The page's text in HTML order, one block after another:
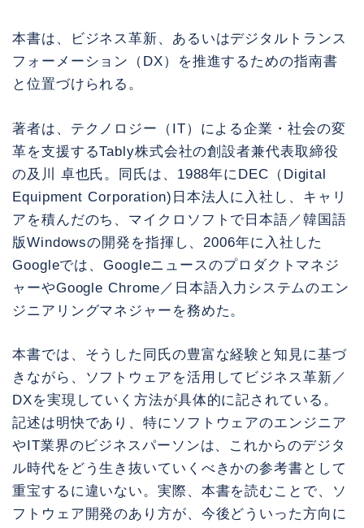
本書は、ビジネス革新、あるいはデジタルトランス
フォーメーション（DX）を推進するための指南書
と位置づけられる。
著者は、テクノロジー（IT）による企業・社会の変
革を支援するTably株式会社の創設者兼代表取締役
の及川 卓也氏。同氏は、1988年にDEC（Digital
Equipment Corporation)日本法人に入社し、キャリ
アを積んだのち、マイクロソフトで日本語／韓国語
版Windowsの開発を指揮し、2006年に入社した
Googleでは、Googleニュースのプロダクトマネジ
ャーやGoogle Chrome／日本語入力システムのエン
ジニアリングマネジャーを務めた。
本書では、そうした同氏の豊富な経験と知見に基づ
きながら、ソフトウェアを活用してビジネス革新／
DXを実現していく方法が具体的に記されている。
記述は明快であり、特にソフトウェアのエンジニア
やIT業界のビジネスパーソンは、これからのデジタ
ル時代をどう生き抜いていくべきかの参考書として
重宝するに違いない。実際、本書を読むことで、ソ
フトウェア開発のあり方が、今後どういった方向に